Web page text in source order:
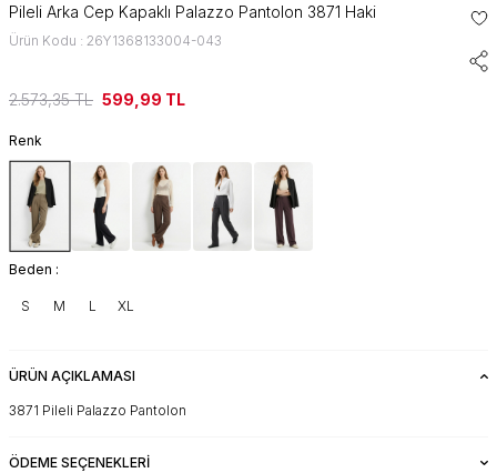
Pileli Arka Cep Kapaklı Palazzo Pantolon 3871 Haki
Ürün Kodu : 26Y1368133004-043
2.573,35TL 599,99 TL
Renk
Beden :
S M L XL
ÜRÜN AÇIKLAMASI
3871 Pileli Palazzo Pantolon
ÖDEME SEÇENEKLERI